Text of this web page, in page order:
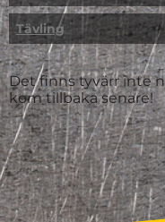
Tävling
Det finns tyvärr inte
kom tillbaka senare!